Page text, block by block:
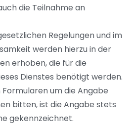
die Teilnahme an
Regelungen und im
werden hierzu in der
erhoben, die für die
Dienstes benötigt werden.
um die Angabe
bitten, ist die Angabe stets
gekennzeichnet.